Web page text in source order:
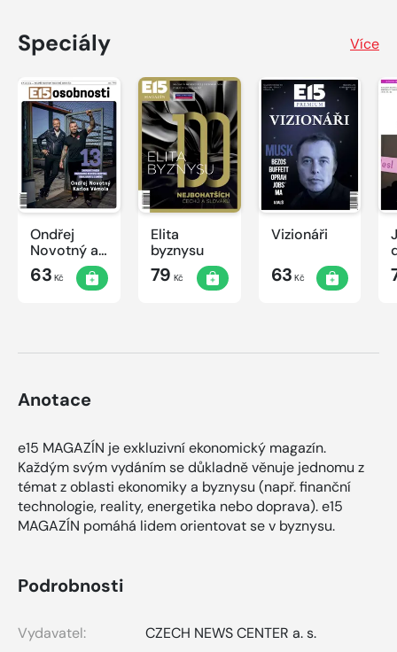
Speciály Více
Ondřej
Novotný a
Karlos
Vémola
63 Kč
Elita
byznysu
79 Kč
Vizionáři
63 Kč
Anotace
e15 MAGAZÍN je exkluzivní ekonomický magazín.
Každým svým vydáním se důkladně věnuje jednomu z
témat z oblasti ekonomiky a byznysu (např. finanční
technologie, reality, energetika nebo doprava). e15
MAGAZÍN pomáhá lidem orientovat se v byznysu.
Podrobnosti
Vydavatel:
CZECH NEWS CENTER a. s.